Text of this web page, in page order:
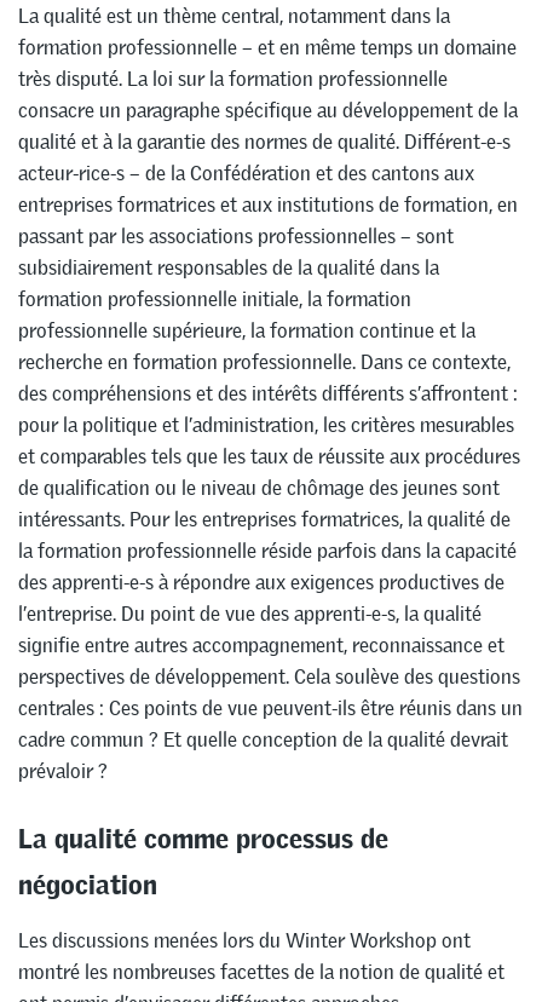
La qualité est un thème central, notamment dans la
formation professionnelle – et en même temps un domaine
très disputé. La loi sur la formation professionnelle
consacre un paragraphe spécifique au développement de la
qualité et à la garantie des normes de qualité. Différent-e-s
acteur-rice-s – de la Confédération et des cantons aux
entreprises formatrices et aux institutions de formation, en
passant par les associations professionnelles – sont
subsidiairement responsables de la qualité dans la
formation professionnelle initiale, la formation
professionnelle supérieure, la formation continue et la
recherche en formation professionnelle. Dans ce contexte,
des compréhensions et des intérêts différents s’affrontent :
pour la politique et l’administration, les critères mesurables
et comparables tels que les taux de réussite aux procédures
de qualification ou le niveau de chômage des jeunes sont
intéressants. Pour les entreprises formatrices, la qualité de
la formation professionnelle réside parfois dans la capacité
des apprenti-e-s à répondre aux exigences productives de
l’entreprise. Du point de vue des apprenti-e-s, la qualité
signifie entre autres accompagnement, reconnaissance et
perspectives de développement. Cela soulève des questions
centrales : Ces points de vue peuvent-ils être réunis dans un
cadre commun ? Et quelle conception de la qualité devrait
prévaloir ?
La qualité comme processus de
négociation
Les discussions menées lors du Winter Workshop ont
montré les nombreuses facettes de la notion de qualité et